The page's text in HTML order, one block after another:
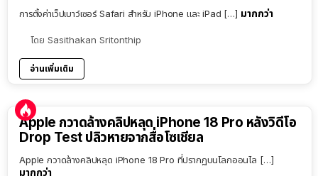
การตั้งค่าเว็ปเบาว์เซอร์ Safari สำหรับ iPhone และ iPad […] มากกว่า
โดย Sasithakan Sritonthip
อ่านเพิ่มเติม
Apple กวาดล้างคลิปหลุด iPhone 18 Pro หลังวิดีโอ
Drop Test ปลิวหายจากสื่อโซเชียล
Apple กวาดล้างคลิปหลุด iPhone 18 Pro ที่ปรากฏบนโลกออนไล […]
มากกว่า